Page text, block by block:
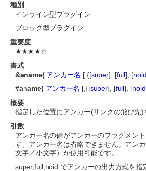
種別
インライン型プラグイン
ブロック型プラグイン
重要度
★★★★☆
書式
&aname( アンカー名 [,{[super], [full], [noid
#aname( アンカー名 [,{[super], [full], [noid
概要
指定した位置にアンカー(リンクの飛び先)
引数
アンカー名の値がアンカーのフラグメン
す。アンカー名は省略できません。アン
文字／小文字）が使用可能です。
super,full,noid でアンカーの出力方式を指